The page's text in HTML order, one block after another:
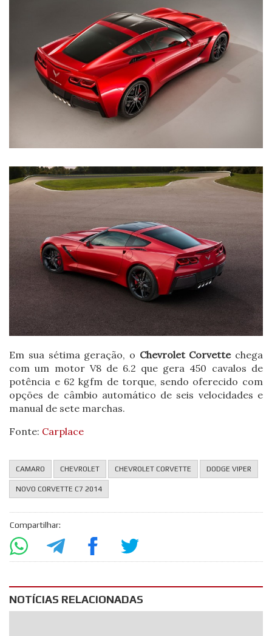
Em sua sétima geração, o Chevrolet Corvettechega
com um motor V8 de 6.2 que gera 450 cavalos de
potência e 62 kgfm de torque, sendo oferecido com
opções de câmbio automático de seis velocidades e
manual de sete marchas.
Fonte: Carplace
CAMARO CHEVROLET CHEVROLET CORVETTE DODGE VIPER
NOVO CORVETTE C7 2014
Compartilhar:
NOTÍCIAS RELACIONADAS